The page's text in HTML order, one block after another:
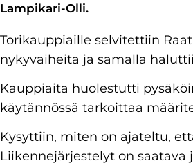
Lampikari-Olli.
Torikauppiaille selvitettiin
nykyvaiheita ja samalla
Kauppiaita huolestutti
käytännössä tarkoittaa
Kysyttiin, miten on ajateltu,
Liikennejärjestelyt on